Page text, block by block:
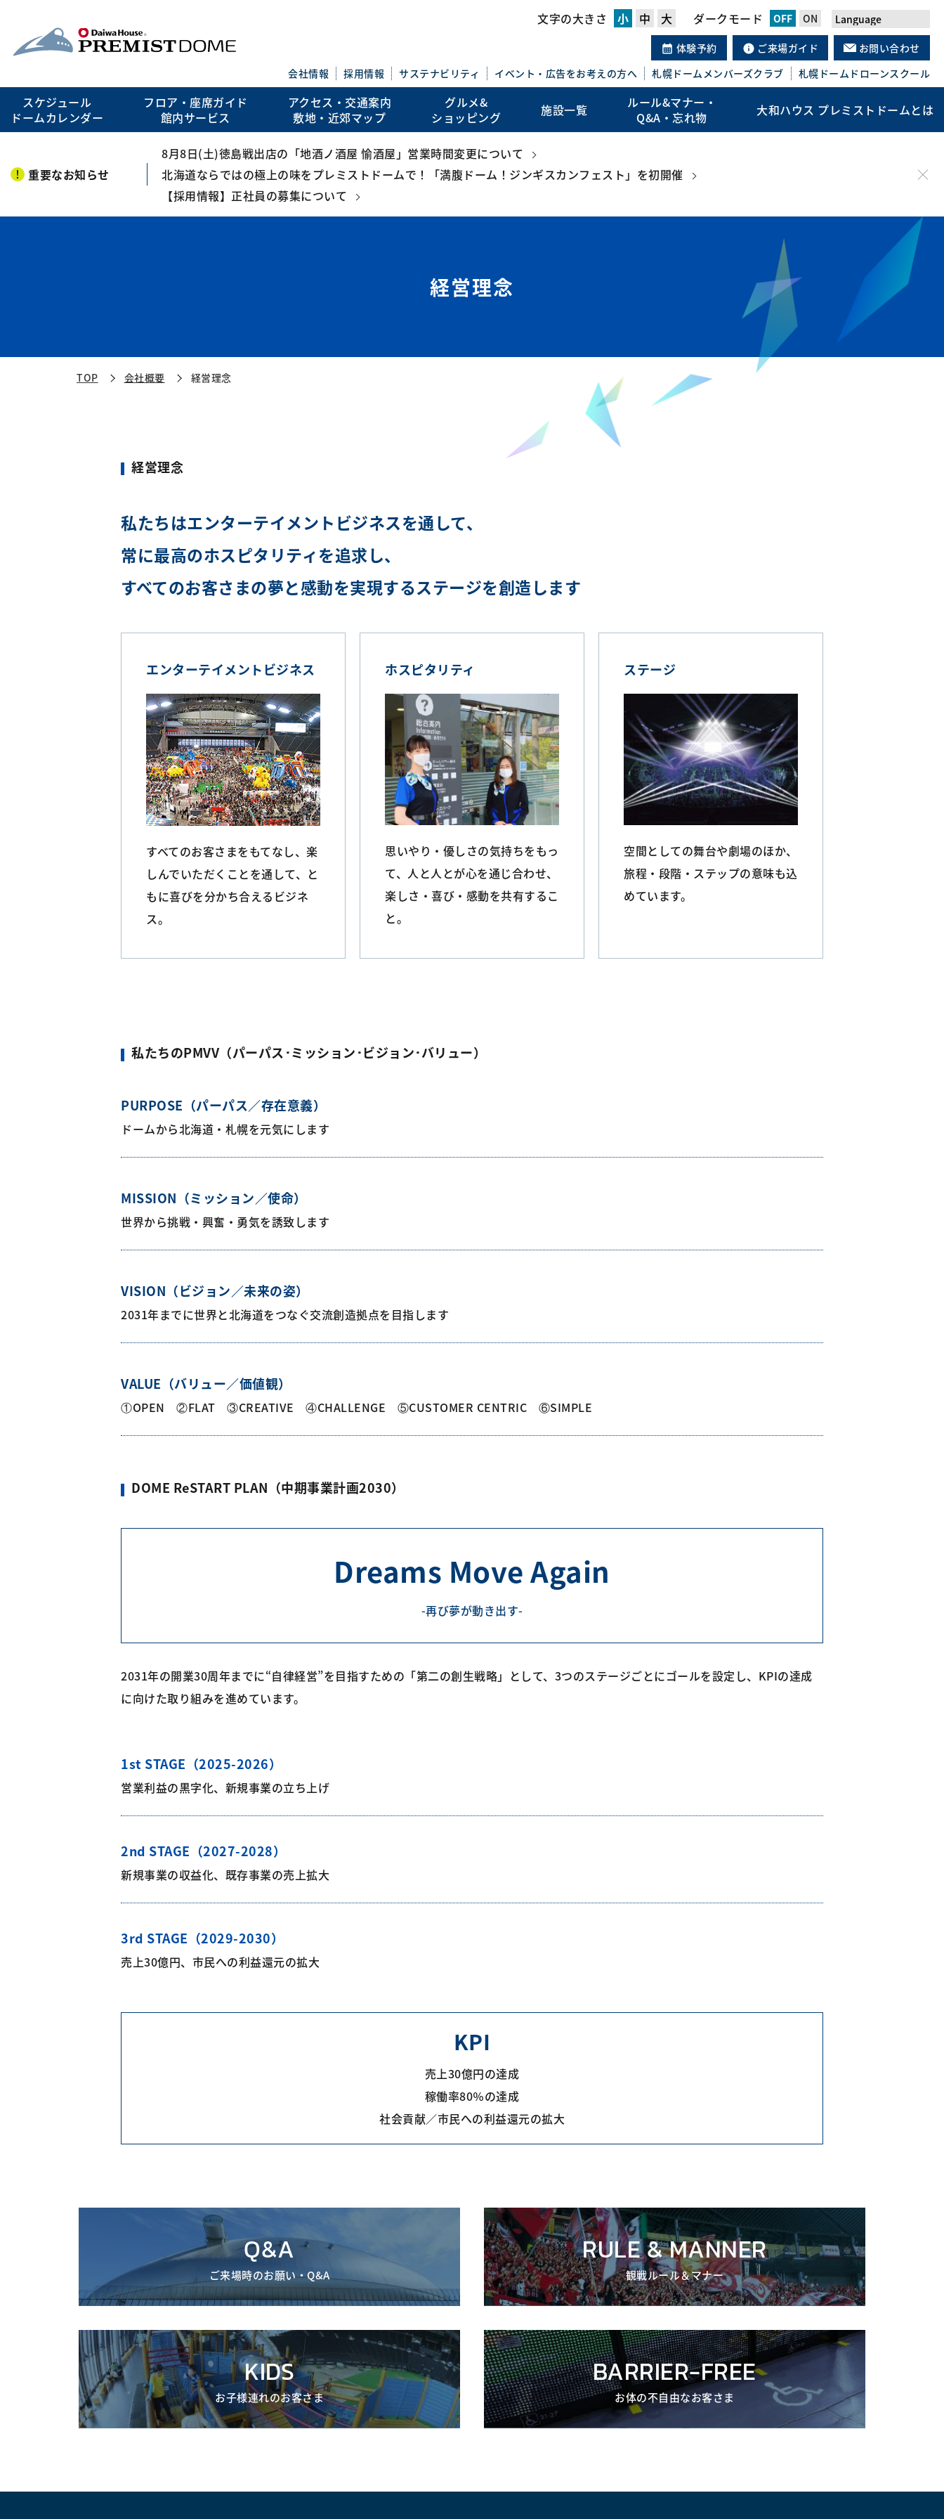
文字の大きさ 小 中 大 ダークモード
体験予約 ご来場ガイド
お問い合わせ
会社情報
採用情報 サステナビリティ イベント・広告をお考えの方へ 札幌ドーム メンバーズクラブ 札幌ドーム ドローンスクール
スケジュール
ドームカレンダー
フロア・座席ガイド
館内サービス
アクセス・交通案内
敷地・近郊マップ
グルメ&
ショッピング
施設一覧
ルール&マナー・
Q&A・忘れ物
大和ハウス プレミストドームとは
重要なお知らせ
8月8日(土)徳島戦出店の「地酒ノ酒屋 愉酒屋」営業時間変更について
北海道ならではの極上の味をプレミストドームで！「満腹ドーム！ジンギスカンフェスト」を初開催
【採用情報】正社員の募集について
経営理念
TOP 会社概要 経営理念
経営理念
私たちはエンターテイメントビジネスを通して、
常に最高のホスピタリティを追求し、
すべてのお客さまの夢と感動を実現するステージを創造します
エンターテイメントビジネス
すべてのお客さまをもてなし、楽
しんでいただくことを通して、と
もに喜びを分かち合えるビジネ
ス。
ホスピタリティ
思いやり・優しさの気持ちをもっ
て、人と人とが心を通じ合わせ、
楽しさ・喜び・感動を共有するこ
と。
ステージ
空間としての舞台や劇場のほか、
旅程・段階・ステップの意味も込
めています。
私たちのPMVV（パーパス･ミッション･ビジョン･バリュー）
PURPOSE（パーパス／存在意義）
ドームから北海道・札幌を元気にします
MISSION（ミッション／使命）
世界から挑戦・興奮・勇気を誘致します
VISION（ビジョン／未来の姿）
2031年までに世界と北海道をつなぐ交流創造拠点を目指します
VALUE（バリュー／価値観）
①OPEN ②FLAT ③CREATIVE ④CHALLENGE ⑤CUSTOMER CENTRIC ⑥SIMPLE
DOME ReSTART PLAN（中期事業計画2030）
Dreams Move Again
-再び夢が動き出す-
2031年の開業30周年までに“自律経営”を目指すための「第二の創生戦略」として、3つのステージごとにゴールを設定し、KPIの達成
に向けた取り組みを進めています。
1st STAGE（2025-2026）
営業利益の黒字化、新規事業の立ち上げ
2nd STAGE（2027-2028）
新規事業の収益化、既存事業の売上拡大
3rd STAGE（2029-2030）
売上30億円、市民への利益還元の拡大
KPI
売上30億円の達成
稼働率80％の達成
社会貢献／市民への利益還元の拡大
Q&A
ご来場時のお願い・Q&A
RULE & MANNER
観戦ルール＆マナー
KIDS
お子様連れのお客さま
BARRIER-FREE
お体の不自由なお客さま